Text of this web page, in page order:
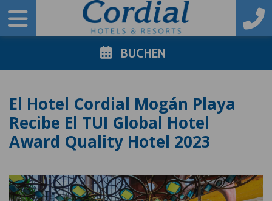
BUCHEN
El Hotel Cordial Mogán Playa
Recibe El TUI Global Hotel
Award Quality Hotel 2023